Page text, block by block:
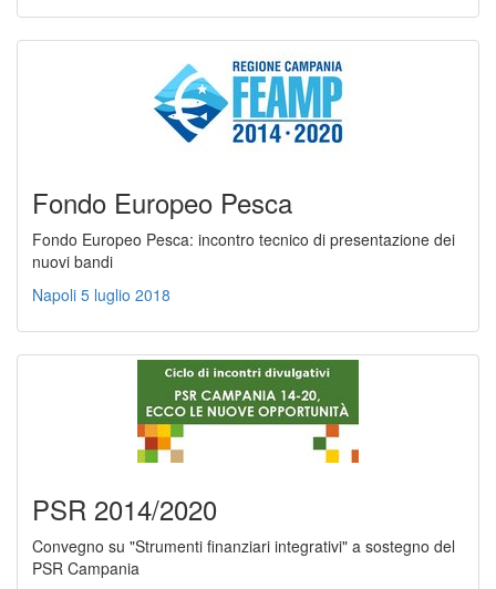
Fondo Europeo Pesca
Fondo Europeo Pesca: incontro tecnico di presentazione dei
nuovi bandi
Napoli 5 luglio 2018
PSR 2014/2020
Convegno su "Strumenti finanziari integrativi" a sostegno del
PSR Campania